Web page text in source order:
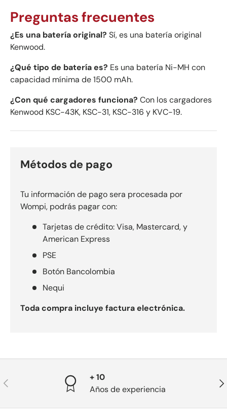
Preguntas frecuentes
¿Es una batería original? Sí, es una batería original
Kenwood.
¿Qué tipo de batería es? Es una batería Ni-MH con
capacidad mínima de 1500 mAh.
¿Con qué cargadores funciona? Con los cargadores
Kenwood KSC-43K, KSC-31, KSC-316 y KVC-19.
Métodos de pago
Tu información de pago sera procesada por
Wompi, podrás pagar con:
Tarjetas de crédito: Visa, Mastercard, y
American Express
PSE
Botón Bancolombia
Nequi
Toda compra incluye factura electrónica.
Anterior
+ 10
Años de experiencia